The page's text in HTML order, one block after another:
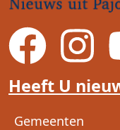
Heeft U
Voet
Gemeenten